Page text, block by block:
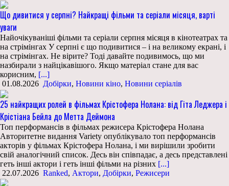
Що дивитися у серпні? Найкращі фільми та серіали місяця, варті
уваги
Найочікуваніші фільми та серіали серпня місяця в кінотеатрах та
на стрімінгах У серпні є що подивитися – і на великому екрані, і
на стрімінгах. Не вірите? Тоді давайте подивимось, що ми
назбирали з найцікавішого. Якщо матеріал стане для вас
корисним, [...]
01.08.2026 Добірки, Новини кіно, Новини серіалів
25 найкращих ролей в фільмах Крістофера Нолана: від Гіта Леджера і
Крістіана Бейла до Метта Деймона
Топ перформансів в фільмах режисера Крістофера Нолана
Авторитетне видання Variety опублікувало топ перформансів
акторів у фільмах Крістофера Нолана, і ми вирішили зробити
свій аналогічний список. Десь він співпадає, а десь представлені
геть інші актори і геть інші фільми на різних [...]
22.07.2026 Ranked, Актори, Добірки, Режисери